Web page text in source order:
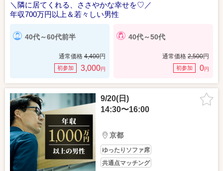
＼隣に居てくれる、ささやかな幸せを♡／
年収700万円以上＆若々しい男性
40代～60代前半
通常価格 4,400円
初参加 3,000円
40代～50代
通常価格 2,500円
初参加 0円
9/20(日)
14:30〜16:00
京都
ゆったりソファ席
共通点マッチング